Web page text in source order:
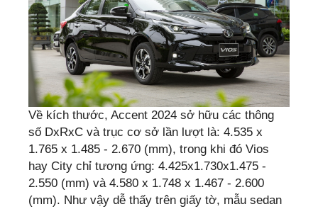
Về kích thước, Accent 2024 sở hữu các thông
số DxRxC và trục cơ sở lần lượt là: 4.535 x
1.765 x 1.485 - 2.670 (mm), trong khi đó Vios
hay City chỉ tương ứng: 4.425x1.730x1.475 -
2.550 (mm) và 4.580 x 1.748 x 1.467 - 2.600
(mm). Như vậy dễ thấy trên giấy tờ, mẫu sedan